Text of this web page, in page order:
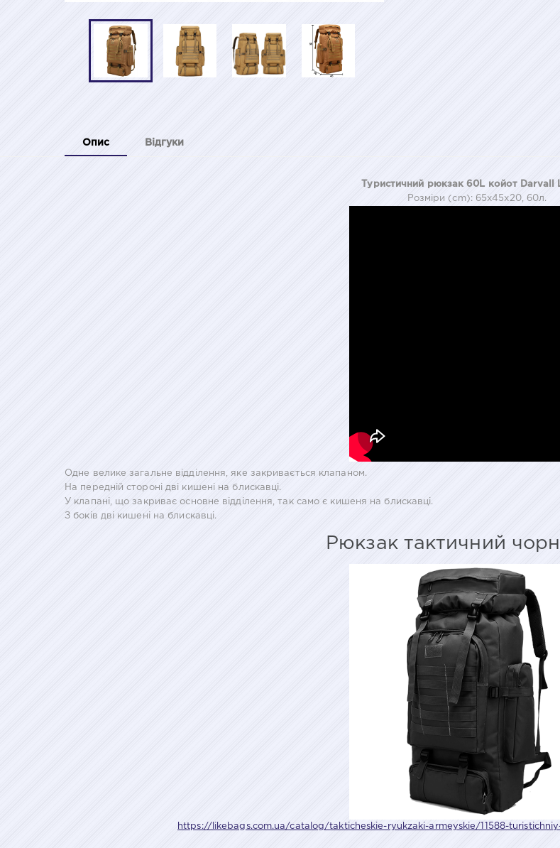
Опис Відгуки
Туристичний рюкзак 60L койот Darvall
Розміри (cm): 65х45х20, 60л.
Одне велике загальне відділення, яке закривається клапаном.
На передній стороні дві кишені на блискавці.
У клапані, що закриває основне відділення, так само є кишеня на блискавці.
З боків дві кишені на блискавці.
Рюкзак тактичний
https://likebags.com.ua/catalog/takticheskie-ryukzaki-armeyskie/11588-